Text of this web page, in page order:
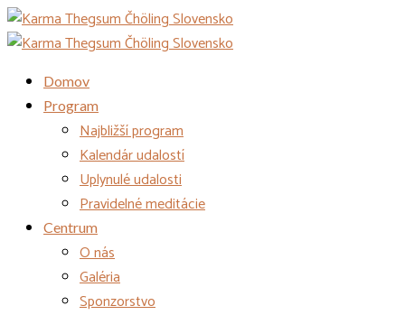
Domov
Program
Najbližší program
Kalendár udalostí
Uplynulé udalosti
Pravidelné meditácie
Centrum
O nás
Galéria
Sponzorstvo